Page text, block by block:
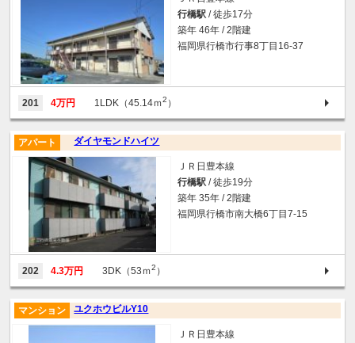
行橋駅 / 徒歩17分
築年 46年 / 2階建
福岡県行橋市行事8丁目16-37
201 4万円 1LDK（45.14ｍ2 ）
ダイヤモンドハイツ
アパート
ＪＲ日豊本線
行橋駅 / 徒歩19分
築年 35年 / 2階建
福岡県行橋市南大橋6丁目7-15
202 4.3万円 3DK（53ｍ2 ）
ユクホウビルY10
マンション
ＪＲ日豊本線